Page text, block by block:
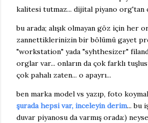
kalitesi tutmaz... dijital piyano org'tan
bu arada; alışık olmayan göz için her
zannettiklerinizin bir bölümü gayet
"workstation" yada "syhthesizer"
orglar var... onların da çok farklı
çok pahalı zaten... o apayrı...
ben marka model vs yazıp, foto
şurada hepsi var, inceleyin derim... bu
duvar piyanosu da varmış orada:)